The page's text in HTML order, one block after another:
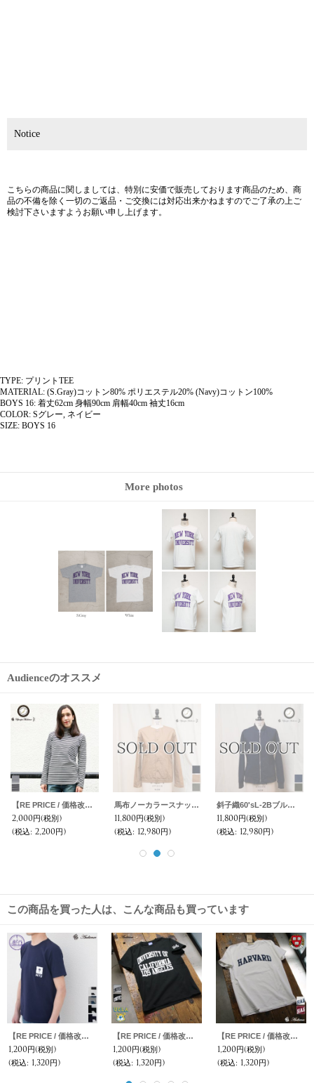
Notice
こちらの商品に関しましては、特別に安価で販売しております商品のため、商
品の不備を除く一切のご返品・ご交換には対応出来かねますのでご了承の上ご
検討下さいますようお願い申し上げます。
TYPE: プリントTEE
MATERIAL: (S.Gray)コットン80% ポリエステル20% (Navy)コットン100%
BOYS 16: 着丈62cm 身幅90cm 肩幅40cm 袖丈16cm
COLOR: Sグレー, ネイビー
SIZE: BOYS 16
More photos
Audienceのオススメ
【RE PRICE / 価格改定】高密度シルケットボーダーモックネック長袖Tシャツ[ Lady's ]【MADE IN JAPAN】『日本製』/ Upscape Audience
2,000円(税別)
(税込: 2,200円)
馬布ノーカラースナップボタンコーチブルゾン [Lady's]【MADE IN JAPAN】『日本製』/ Upscape Audience
11,800円(税別)
(税込: 12,980円)
斜子織60'sL-2Bブルゾン [Lady's]【MADE IN JAPAN】『日本製』【送料無料】/ Upscape Audience
11,800円(税別)
(税込: 12,980円)
この商品を買った人は、こんな商品も買っています
【RE PRICE / 価格改定】New York University "TORCH" 7.1oz米綿丸胴オールドプリントクルーネックポケットT / Audience
1,200円(税別)
(税込: 1,320円)
【RE PRICE / 価格改定】UCLA"UNIVERSITY CALIFORNIA LOS ANGELES"C/N S/S 6.6oz オールドプリントT [Lady's] / Audience
1,200円(税別)
(税込: 1,320円)
【RE PRICE / 価格改定】HARVARD"HARVARD"C/N S/S 6oz オールドプリントT [Lady's] / Audience
1,200円(税別)
(税込: 1,320円)